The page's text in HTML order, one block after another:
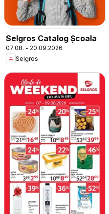
Selgros Catalog Şcoala
07.08. - 20.09.2026
Selgros